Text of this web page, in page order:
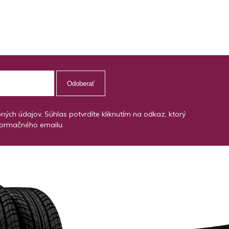
Odoberať
údajov. Súhlas potvrdíte kliknutím na odkaz, ktorý
emailu.